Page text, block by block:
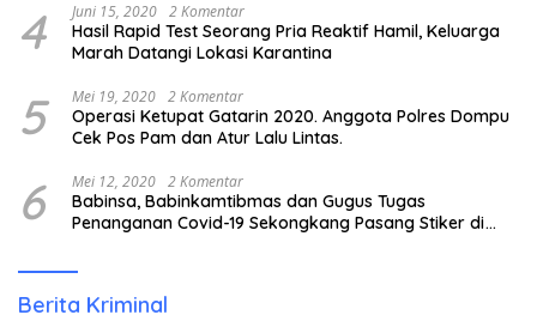
4 Juni 15, 2020 2 Komentar
Hasil Rapid Test Seorang Pria Reaktif Hamil, Keluarga
Marah Datangi Lokasi Karantina
5 Mei 19, 2020 2 Komentar
Operasi Ketupat Gatarin 2020. Anggota Polres Dompu
Cek Pos Pam dan Atur Lalu Lintas.
6 Mei 12, 2020 2 Komentar
Babinsa, Babinkamtibmas dan Gugus Tugas
Penanganan Covid-19 Sekongkang Pasang Stiker di
Berita Kriminal